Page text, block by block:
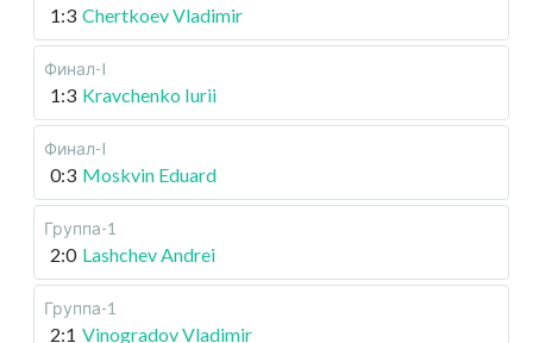
1:3 Chertkoev Vladimir
Финал-I
1:3 Kravchenko Iurii
Финал-I
0:3 Moskvin Eduard
Группа-1
2:0 Lashchev Andrei
Группа-1
2:1 Vinogradov Vladimir